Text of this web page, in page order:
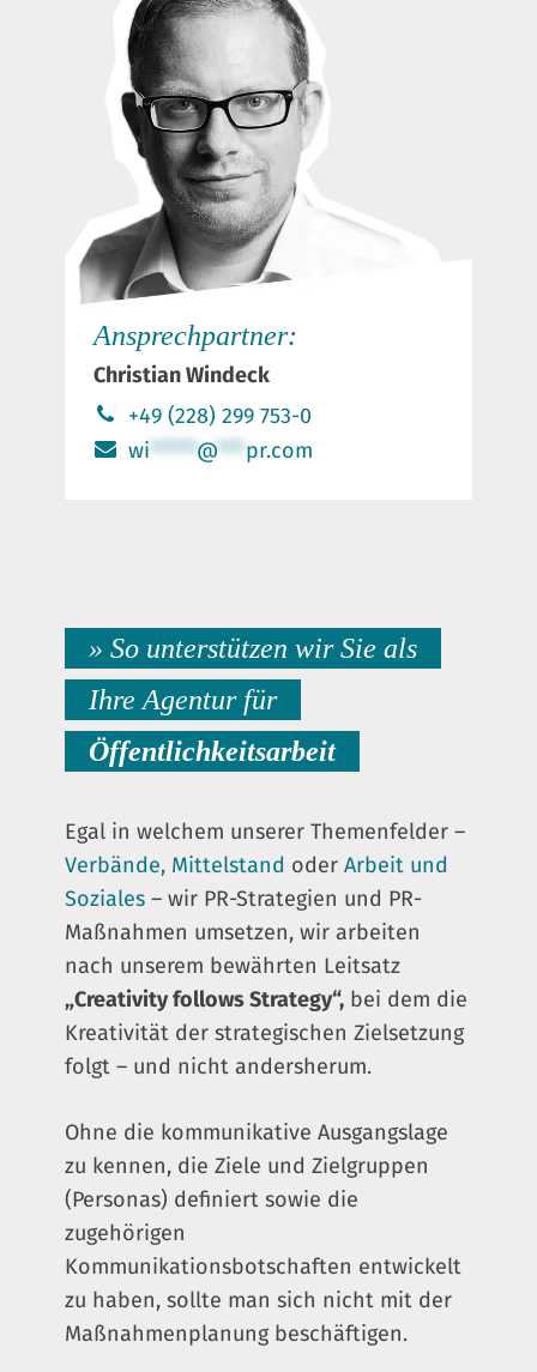
Ansprechpartner:
Christian Windeck
+49 (228) 299 753-0
wi*****@***pr.com
» So unterstützen wir Sie als
Ihre Agentur für
Öffentlichkeitsarbeit
Egal in welchem unserer Themenfelder –
Verbände, Mittelstand oderArbeit und
Soziales – wir PR-Strategien und PR-
Maßnahmen umsetzen, wir arbeiten
nach unserem bewährten Leitsatz
„Creativity follows Strategy“, bei dem die
Kreativität der strategischen Zielsetzung
folgt – und nicht andersherum.
Ohne die kommunikative Ausgangslage
zu kennen, die Ziele und Zielgruppen
(Personas) definiert sowie die
zugehörigen
Kommunikationsbotschaften entwickelt
zu haben, sollte man sich nicht mit der
Maßnahmenplanung beschäftigen.